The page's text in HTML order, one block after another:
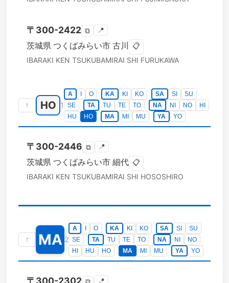
〒 300-2422 ⧉ 📍
茨城県 つくばみらい市 古川 📋
IBARAKI KEN TSUKUBAMIRAI SHI FURUKAWA
↑ HO 1
A O KA KI KO SA SI
SU
SE
TA TU TE TO NA NI NO
HI
HU
HO MA MI MU YA YO
〒 300-2446 ⧉ 📍
茨城県 つくばみらい市 細代 📋
IBARAKI KEN TSUKUBAMIRAI SHI HOSOSHIRO
↑ MA 2
A O KA KI KO SA SI
SU
SE
TA TU TE TO NA NI
NO
HI
HU HO MA MI MU YA YO
〒 300-2302 📍